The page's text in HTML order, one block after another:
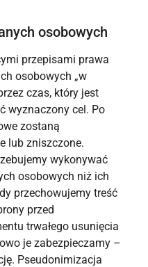
osobowych
przepisami prawa
osobowych „w
czas, który jest
wyznaczony cel. Po
zostaną
lub zniszczone.
wykonywać
osobowych niż ich
przechowujemy treść
przed
trwałego usunięcia
je zabezpieczamy –
Pseudonimizacja